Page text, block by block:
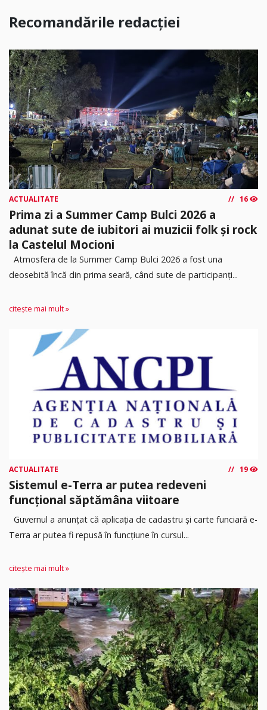
Recomandările redacției
ACTUALITATE 16
Prima zi a Summer Camp Bulci 2026 a
adunat sute de iubitori ai muzicii folk și rock
la Castelul Mocioni
Atmosfera de la Summer Camp Bulci 2026 a fost una
deosebită încă din prima seară, când sute de participanți...
citește mai mult »
ACTUALITATE 19
Sistemul e-Terra ar putea redeveni
funcțional săptămâna viitoare
Guvernul a anunțat că aplicația de cadastru și carte funciară e-
Terra ar putea fi repusă în funcțiune în cursul...
citește mai mult »